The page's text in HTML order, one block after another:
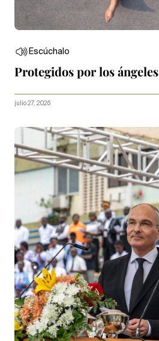
Escúchalo
Protegidos por los ángeles
julio 27, 2026